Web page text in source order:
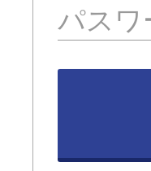
パス